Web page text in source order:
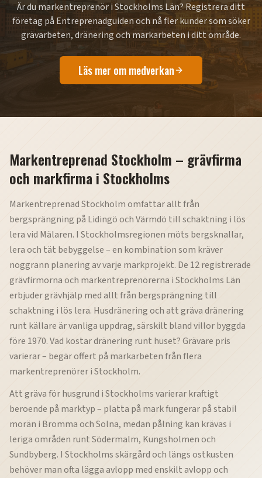
Är du markentreprenör iStockholms Län? Registrera ditt
företag på Entreprenadguiden och nå fler kunder som söker
grävarbeten, dränering och markarbeten i ditt område.
Läs mer om medverkan
Markentreprenad Stockholm – grävfirma
och markfirma i Stockholms
Markentreprenad Stockholm omfattar allt från
bergsprängning på Lidingö och Värmdö till schaktning i lös
lera vid Mälaren. I Stockholmsregionen möts bergsknallar,
lera och tät bebyggelse – en kombination som kräver
noggrann planering av varje markprojekt. De 12 registrerade
grävfirmorna och markentreprenörerna i Stockholms Län
erbjuder grävhjälp med allt från bergsprängning till
schaktning i lös lera. Husdränering och att gräva dränering
runt källare är vanliga uppdrag, särskilt bland villor byggda
före 1970. Vad kostar dränering runt huset? Grävare pris
varierar – begär offert på markarbeten från flera
markentreprenörer i Stockholm.
Att gräva för husgrund i Stockholms varierar kraftigt
beroende på marktyp – platta på mark fungerar på stabil
morän i Bromma och Solna, medan pålning kan krävas i
leriga områden runt Södermalm, Kungsholmen och
Sundbyberg. I Stockholms skärgård och längs ostkusten
behöver man ofta lägga avlopp med enskilt avlopp och